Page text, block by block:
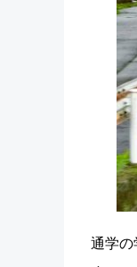
通学の